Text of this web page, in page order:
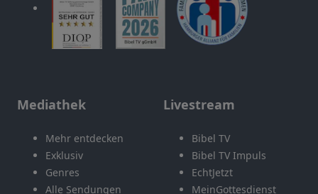
Mediathek
Mehr entdecken
Exklusiv
Genres
Alle Sendungen
Livestream
Bibel TV
Bibel TV Impuls
EchtJetzt
MeinGottesdienst